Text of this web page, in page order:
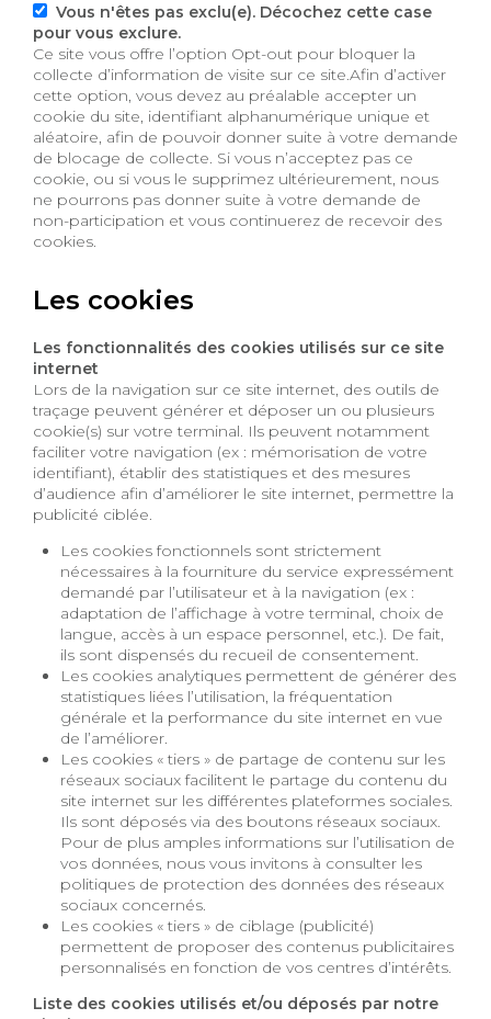
Vous n'êtes pas exclu(e). Décochez cette case
pour vous exclure.
Ce site vous offre l’option Opt-out pour bloquer la
collecte d’information de visite sur ce site.Afin d’activer
cette option, vous devez au préalable accepter un
cookie du site, identifiant alphanumérique unique et
aléatoire, afin de pouvoir donner suite à votre demande
de blocage de collecte. Si vous n’acceptez pas ce
cookie, ou si vous le supprimez ultérieurement, nous
ne pourrons pas donner suite à votre demande de
non-participation et vous continuerez de recevoir des
cookies.
Les cookies
Les fonctionnalités des cookies utilisés sur ce site
internet
Lors de la navigation sur ce site internet, des outils de
traçage peuvent générer et déposer un ou plusieurs
cookie(s) sur votre terminal. Ils peuvent notamment
faciliter votre navigation (ex : mémorisation de votre
identifiant), établir des statistiques et des mesures
d’audience afin d’améliorer le site internet, permettre la
publicité ciblée.
Les cookies fonctionnels sont strictement
nécessaires à la fourniture du service expressément
demandé par l’utilisateur et à la navigation (ex :
adaptation de l’affichage à votre terminal, choix de
langue, accès à un espace personnel, etc.). De fait,
ils sont dispensés du recueil de consentement.
Les cookies analytiques permettent de générer des
statistiques liées l’utilisation, la fréquentation
générale et la performance du site internet en vue
de l’améliorer.
Les cookies « tiers » de partage de contenu sur les
réseaux sociaux facilitent le partage du contenu du
site internet sur les différentes plateformes sociales.
Ils sont déposés via des boutons réseaux sociaux.
Pour de plus amples informations sur l’utilisation de
vos données, nous vous invitons à consulter les
politiques de protection des données des réseaux
sociaux concernés.
Les cookies « tiers » de ciblage (publicité)
permettent de proposer des contenus publicitaires
personnalisés en fonction de vos centres d’intérêts.
Liste des cookies utilisés et/ou déposés par notre